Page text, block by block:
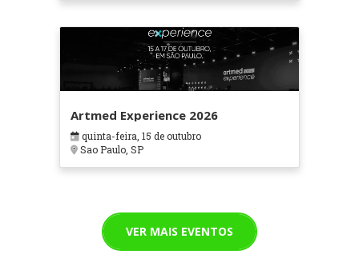
Artmed Experience 2026
quinta-feira, 15 de outubro
Sao Paulo, SP
VER MAIS EVENTOS